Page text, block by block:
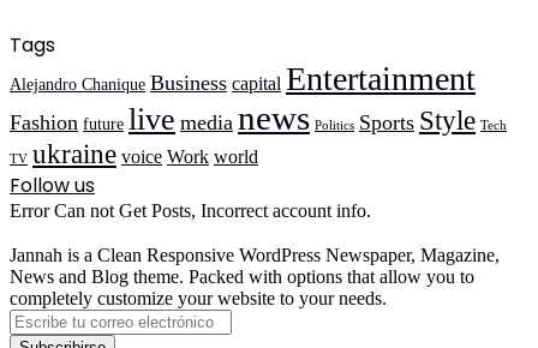
Tags
Alejandro Chanique Business capital Entertainment
Fashion future live media news Politics Sports Style Tech
TV ukraine voice Work world
Follow us
Error Can not Get Posts, Incorrect account info.
Jannah is a Clean Responsive WordPress Newspaper, Magazine,
News and Blog theme. Packed with options that allow you to
completely customize your website to your needs.
Escribe
tu